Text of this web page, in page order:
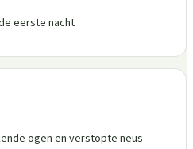
eerste nacht
ogen en verstopte neus